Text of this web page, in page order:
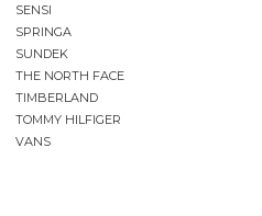
SENSI
SPRINGA
SUNDEK
THE NORTH FACE
TIMBERLAND
TOMMY HILFIGER
VANS